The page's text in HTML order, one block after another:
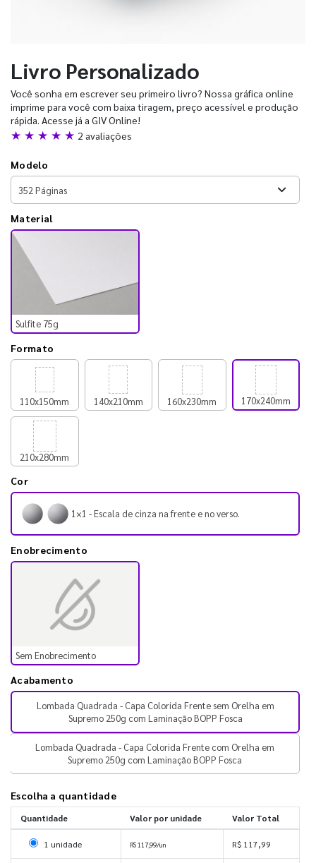
Livro Personalizado
Você sonha em escrever seu primeiro livro? Nossa gráfica online
imprime para você com baixa tiragem, preço acessível e produção
rápida. Acesse já a GIV Online!
★ ★ ★ ★ ★ 2 avaliações
Modelo
Material
Sulfite 75g
Formato
110x150mm 140x210mm 160x230mm 170x240mm
210x280mm
Cor
1×1 - Escala de cinza na frente e no verso.
Enobrecimento
Sem Enobrecimento
Acabamento
Lombada Quadrada - Capa Colorida Frente sem Orelha em
Supremo 250g com Laminação BOPP Fosca
Lombada Quadrada - Capa Colorida Frente com Orelha em
Supremo 250g com Laminação BOPP Fosca
Escolha a quantidade
Quantidade Valor por unidade Valor Total
Selecionar 1 unidade
1 unidade R$ 117,99/un R$ 117,99